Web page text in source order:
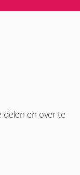
delen en over te